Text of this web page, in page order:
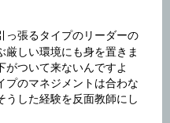
張るタイプのリーダーの
厳しい環境にも身を置きま
がついて来ないんですよ
プのマネジメントは合わな
した経験を反面教師にし